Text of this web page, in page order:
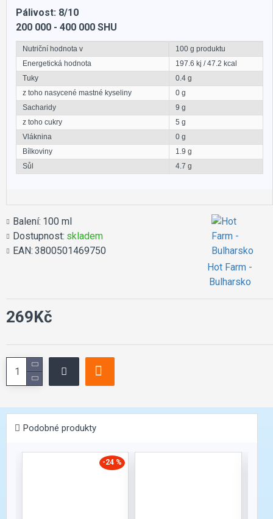
Pálivost: 8/10
200 000 - 400 000 SHU
Nutriční hodnota v
100 g produktu
Energetická hodnota
197.6 kj / 47.2 kcal
Tuky
0.4 g
z toho nasycené mastné kyseliny
0 g
Sacharidy
9 g
z toho cukry
5 g
Vláknina
0 g
Bílkoviny
1.9 g
Sůl
4.7 g
Balení: 100 ml
Dostupnost: skladem
EAN: 3800501469750
Hot Farm -
Bulharsko
269Kč
Podobné produkty
-24 %